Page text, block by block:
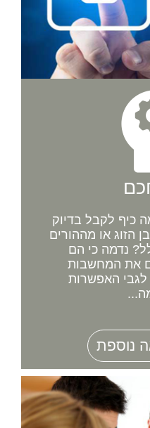
כיף לקבל בדיוק
הזוג או מההורים
נדמה כי הם
את המחשבות
לגבי האפשרות
נוספת